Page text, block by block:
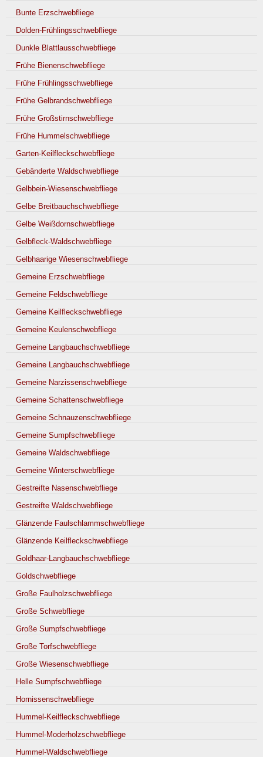
Bunte Erzschwebfliege
Dolden-Frühlingsschwebfliege
Dunkle Blattlausschwebfliege
Frühe Bienenschwebfliege
Frühe Frühlingsschwebfliege
Frühe Gelbrandschwebfliege
Frühe Großstirnschwebfliege
Frühe Hummelschwebfliege
Garten-Keilfleckschwebfliege
Gebänderte Waldschwebfliege
Gelbbein-Wiesenschwebfliege
Gelbe Breitbauchschwebfliege
Gelbe Weißdornschwebfliege
Gelbfleck-Waldschwebfliege
Gelbhaarige Wiesenschwebfliege
Gemeine Erzschwebfliege
Gemeine Feldschwebfliege
Gemeine Keilfleckschwebfliege
Gemeine Keulenschwebfliege
Gemeine Langbauchschwebfliege
Gemeine Langbauchschwebfliege
Gemeine Narzissenschwebfliege
Gemeine Schattenschwebfliege
Gemeine Schnauzenschwebfliege
Gemeine Sumpfschwebfliege
Gemeine Waldschwebfliege
Gemeine Winterschwebfliege
Gestreifte Nasenschwebfliege
Gestreifte Waldschwebfliege
Glänzende Faulschlammschwebfliege
Glänzende Keilfleckschwebfliege
Goldhaar-Langbauchschwebfliege
Goldschwebfliege
Große Faulholzschwebfliege
Große Schwebfliege
Große Sumpfschwebfliege
Große Torfschwebfliege
Große Wiesenschwebfliege
Helle Sumpfschwebfliege
Hornissenschwebfliege
Hummel-Keilfleckschwebfliege
Hummel-Moderholzschwebfliege
Hummel-Waldschwebfliege